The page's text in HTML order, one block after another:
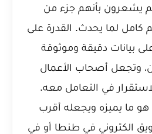
يشعرون بأنهم جزء من
كامل لما يحدث. القدرة على
بيانات دقيقة وموثوقة
وتجعل أصحاب الأعمال
في التعامل معه.
هو ما يميزه ويجعله أقرب
الكتروني في طنطا أو في